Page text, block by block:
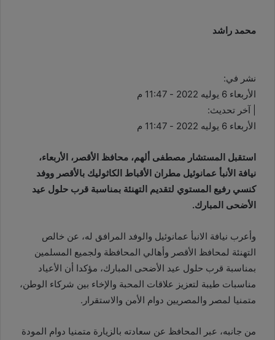
محمد راشد
نشر في:
الأربعاء 6 يوليه 2022 - 11:47 م
| آخر تحديث:
الأربعاء 6 يوليه 2022 - 11:47 م
استقبل المستشار مصطفى ألهم، محافظ الأقصر، الأربعاء،
نيافة الأنبأ عمانوئيل مطران الأقباط الكاثوليك بالأقصر ووفد
كنسي رفيع المستوي لتقديم التهنئة بمناسبة قرب حلول عيد
الأضحى المبارك.
وأعرب نيافة الانبأ عمانوئيل والوفد المرافق له، عن خالص
التهنئة لمحافظ الأقصر وأهالي المحافظة ولجميع المسلمين
بمناسبة قرب حلول عيد الأضحى المبارك، مؤكدا أن الأعياد
مناسبات طيبة لتعزيز علاقات المحبة والإخاء بين شركاء الوطن،
متمنيا لمصر والمصريين دوام الأمن والاستقرار.
من جانبه، عبر المحافظ عن سعادته بالزيارة متمنيا دوام المودة